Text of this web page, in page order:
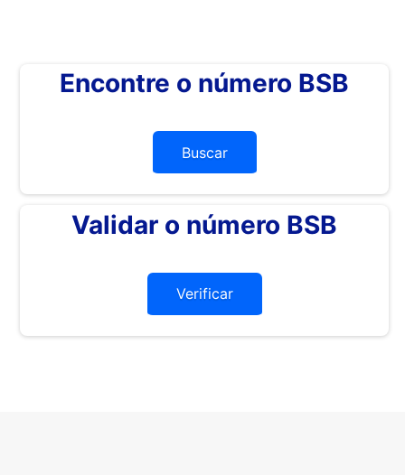
Encontre o número BSB
Buscar
Validar o número BSB
Verificar